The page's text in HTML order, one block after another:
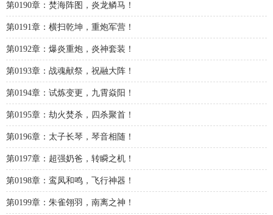
第0190章：焚海阵图，炎龙鳞马！
第0191章：横扫乾坤，重炮军营！
第0192章：爆炎重炮，炎神套装！
第0193章：战魂献祭，祝融大阵！
第0194章：试炼变更，九霄焱阳！
第0195章：劫火焚杀，四杀聚首！
第0196章：太子长琴，琴音相随！
第0197章：超强奶爸，转瞬之机！
第0198章：鸾凤和鸣，飞行神器！
第0199章：朱雀翎羽，南离之神！